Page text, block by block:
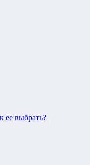
ее выбрать?